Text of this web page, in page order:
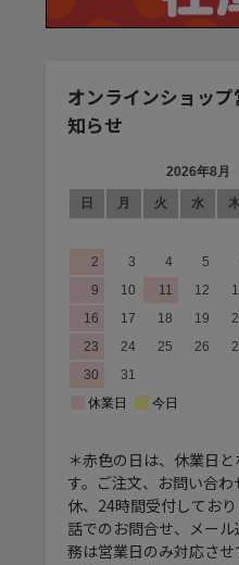
オンラインショッ
知らせ
＊赤色の日は、休業日
す。ご注文、お問い合
休、24時間受付してお
話でのお問合せ、メー
務は営業日のみ対応させ